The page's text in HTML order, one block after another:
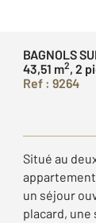
BAGNOLS
43,51 m2, 2
Ref : 9264
Situé au
un séjour
placard, une